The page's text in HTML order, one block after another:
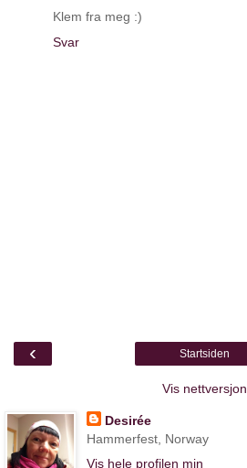
Klem fra meg :)
Svar
‹ Startsiden
Vis nettversjon
Desirée
Hammerfest, Norway
Vis hele profilen min